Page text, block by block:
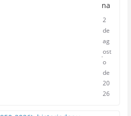
na
2
de
ag
ost
o
de
20
26